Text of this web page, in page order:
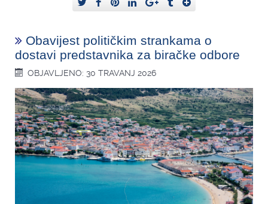
Obavijest političkim strankama o
dostavi predstavnika za biračke odbore
OBJAVLJENO: 30 TRAVANJ 2026